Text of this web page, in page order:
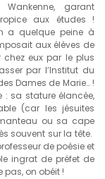
garant
aux études !
a quelque peine à
aux élèves de
eux par le plus
par l’Institut du
Dames de Marie… !
: sa stature élancée,
(car les jésuites
ou sa cape
souvent sur la tête.
de poésie et
ingrat de préfet de
pas, on obéit !